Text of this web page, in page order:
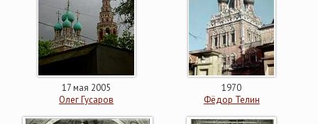
17 мая 2005
Олег Гусаров
1970
Фёдор Телин